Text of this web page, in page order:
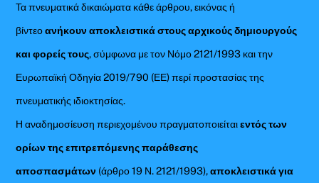
Τα πνευματικά δικαιώματα κάθε άρθρου, εικόνας ή
βίντεοανήκουν αποκλειστικά στους αρχικούς δημιουργούς
και φορείς τους, σύμφωνα με τον Νόμο 2121/1993 και την
Ευρωπαϊκή Οδηγία 2019/790 (ΕΕ) περί προστασίας της
πνευματικής ιδιοκτησίας.
Η αναδημοσίευση περιεχομένου πραγματοποιείταιεντός των
ορίων της επιτρεπόμενης παράθεσης
αποσπασμάτων (άρθρο 19 Ν. 2121/1993),αποκλειστικά για